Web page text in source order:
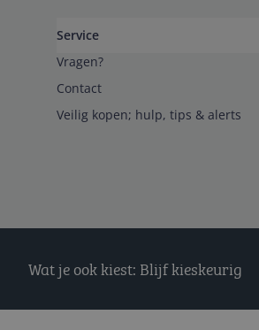
Service
Vragen?
Contact
Veilig kopen; hulp, tips & alerts
Wat je ook kiest: Blijf kieskeurig